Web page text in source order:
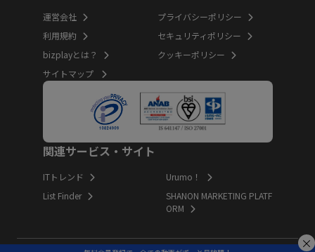
運営会社
利用規約
bizplayとは？
サイトマップ
プライバシーポリシー
セキュリティポリシー
クッキーポリシー
関連サービス・サイト
ITトレンド
List Finder
Urumo！
SHANON MARKETING PLATF
ORM